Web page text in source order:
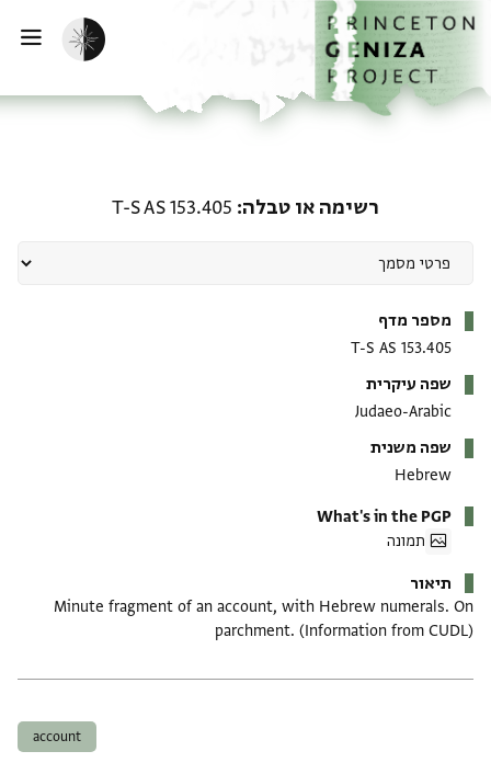
לתוכןהבית
הפעלת מצב כהה
רשימה או טבלה T-S AS 153.405
מספר מדף
T-S AS 153.405
שפה עיקרית
Judaeo-Arabic
שפה משנית
Hebrew
What's in the PGP
תמונה
תיאור
Minute fragment of an account, with Hebrew numerals. On
parchment. (Information from CUDL)
account